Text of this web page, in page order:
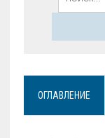
ОГЛАВЛЕНИЕ